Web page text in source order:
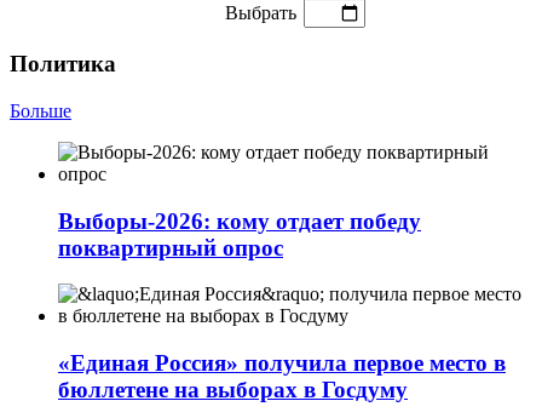
Выбрать
Политика
Больше
Выборы-2026: кому отдает победу
поквартирный опрос
«Единая Россия» получила первое место в
бюллетене на выборах в Госдуму